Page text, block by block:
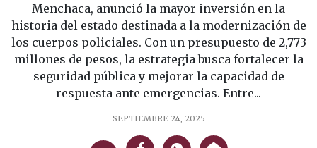
Menchaca, anunció la mayor inversión en la
historia del estado destinada a la modernización de
los cuerpos policiales. Con un presupuesto de 2,773
millones de pesos, la estrategia busca fortalecer la
seguridad pública y mejorar la capacidad de
respuesta ante emergencias. Entre...
SEPTIEMBRE 24, 2025